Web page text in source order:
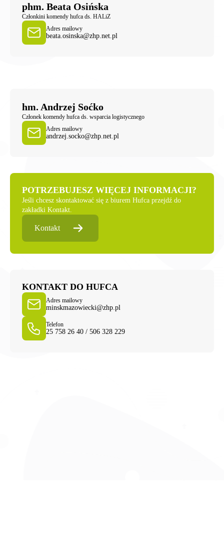
phm. Beata Osińska
Członkini komendy hufca ds. HALiZ
Adres mailowy
beata.osinska@zhp.net.pl
hm. Andrzej Soćko
Członek komendy hufca ds. wsparcia logistycznego
Adres mailowy
andrzej.socko@zhp.net.pl
POTRZEBUJESZ WIĘCEJ INFORMACJI?
Jeśli chcesz skontaktować się z biurem Hufca przejdź do
zakładki Kontakt.
Kontakt
KONTAKT DO HUFCA
Adres mailowy
minskmazowiecki@zhp.pl
Telefon
25 758 26 40 / 506 328 229